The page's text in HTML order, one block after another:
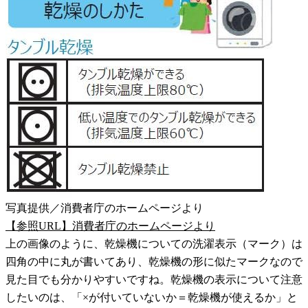
写真提供／消費者庁のホームページより
【参照URL】消費者庁のホームページより
上の画像のように、乾燥機についての洗濯表示（マーク）は
四角の中に丸が書いてあり、乾燥機の形に似たマークなので
見た目でも分かりやすいですね。乾燥機の表示について注意
したいのは、「×が付いていないか＝乾燥機が使えるか」と